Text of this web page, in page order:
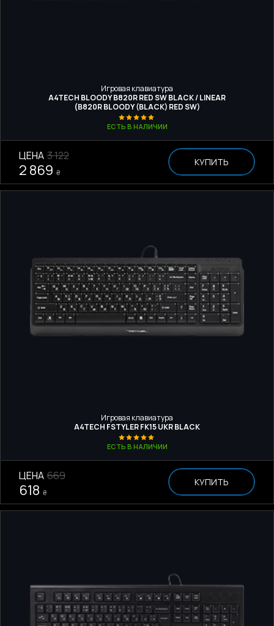
Игровая клавиатура
A4TECH BLOODY B820R RED SW BLACK / LINEAR
(B820R BLOODY (BLACK) RED SW)
ЕСТЬ В НАЛИЧИИ
ЦЕНА 3 122
2 869 ₴
КУПИТЬ
Игровая клавиатура
A4TECH FSTYLER FK15 UKR BLACK
ЕСТЬ В НАЛИЧИИ
ЦЕНА 669
618 ₴
КУПИТЬ